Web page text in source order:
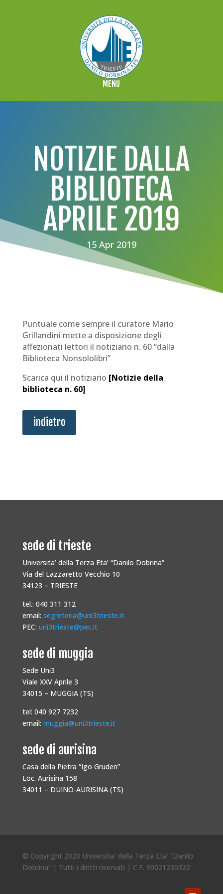
NOTIZIE DALLA
BIBLIOTECA
APRILE 2019
15 Apr 2019
Puntuale come sempre il curatore Mario
Grillandini mette a disposizione degli
affezionati lettori il notiziario n. 60 “dalla
Biblioteca Nonsololibri”
Scarica qui il notiziario [Notizie della
biblioteca n. 60]
indietro
sede di trieste
Universita’ della Terza Eta’ “Danilo Dobrina”
Via del Lazzaretto Vecchio 10
34123 – TRIESTE
tel.: 040 311 312
email: segreteria@uni3trieste.it
PEC: uni3trieste@pec.it
sede di muggia
Sede Uni3
Viale XXV Aprile 3
34015 – MUGGIA (TS)
tel: 040 927 7232
email: muggia@uni3trieste.it
sede di aurisina
Casa della Pietra “Igo Gruden”
Loc. Aurisina 158
34011 – DUINO-AURISINA (TS)
© Copyright 2020 Universita’ della Terza Eta’ “Danilo
Dobrina” | Tutti i diritti riservati | C.F. 90021230322